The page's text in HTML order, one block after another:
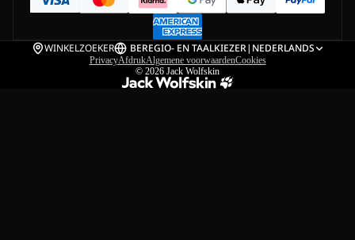
WINKELZOEKER BEREGIO- EN TAALKIEZER| NEDERLANDS
PrivacyAfdrukAlgemene voorwaardenCookies
© 2026 Jack Wolfskin